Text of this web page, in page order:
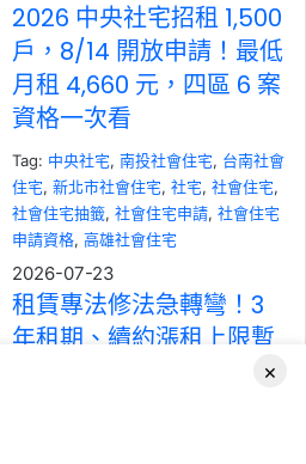
2026 中央社宅招租 1,500
戶，8/14 開放申請！最低
月租 4,660 元，四區 6 案
資格一次看
Tag: 中央社宅, 南投社會住宅, 台南社會
住宅, 新北市社會住宅, 社宅, 社會住宅
社會住宅抽籤, 社會住宅申請, 社會住宅
申請資格, 高雄社會住宅
2026-07-23
租賃專法修法急轉彎！3
年租期、續約漲租上限暫
×